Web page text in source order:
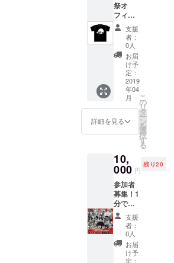
る選手が集
まって、4月
20日 新宿
FACE「野良
犬祭5」のリ
ング上で激
突します。
大会当
日に受
付にて
お渡し
いたし
ます。
ご支援
の際
に、ご
希望の
色を備
考欄に
ご記入
い」 (チ
をお買
い求め
くだ
さって
いる方
が対象
になり
ます)ご
購入
は、 発
売所 ​・
祭オ
フィ
シャルT
シャツ
を着
て、エ
キシビ
ジョン
マッチ
を応援
しよ
う！ 色
は黒の
み
(S.M.L.
種類か
らお選
びくだ
さい。
当日の
受付で
お渡し
いたし
ます。
「ご支
援の際
支援
者：
0人
お届
け予
定：
2019
年04
月
詳細を見る
こ
の
リ
タ
ー
ン
を
選
択
す
る
10,
000 円
残り20
参加者
募集！1
分で倒
せば賞
金10万
円をそ
の場で
プロ
デュー
支援
者：
0人
お届
け予
定：